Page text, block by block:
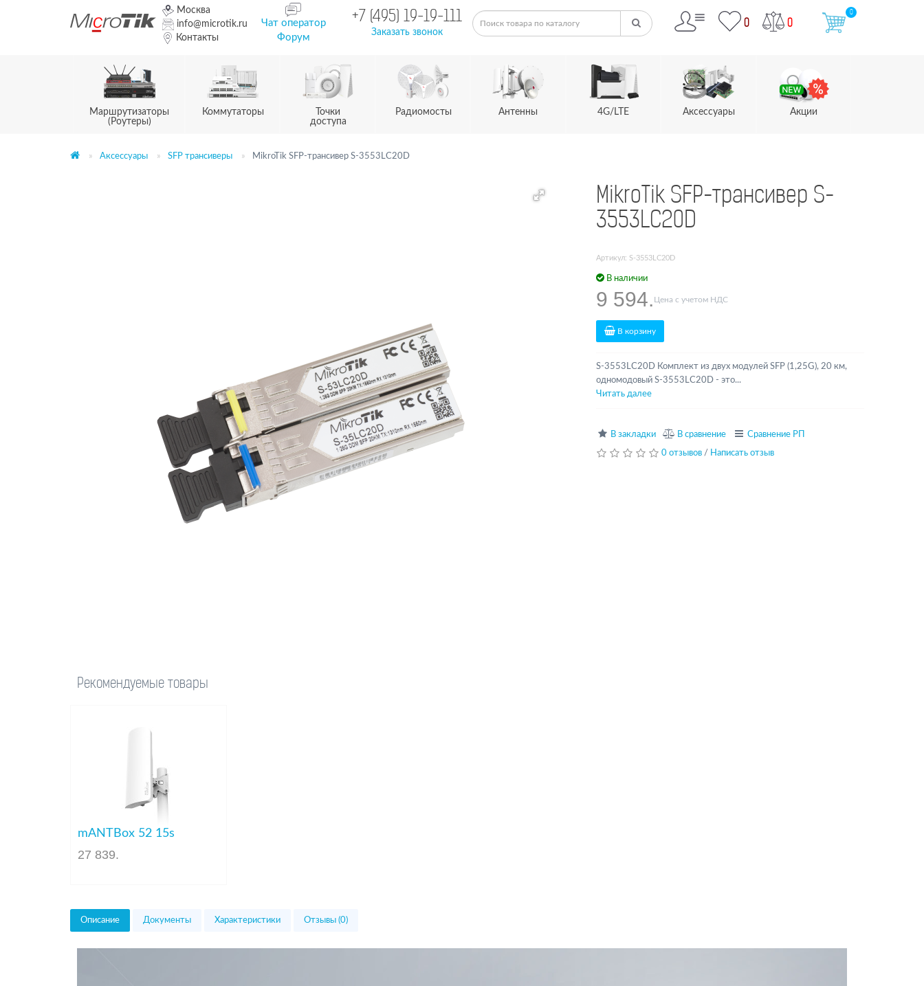
Москва
info@microtik.ru
Контакты
Чат оператор
Форум
+7 (495) 19-19-111
Заказать звонок
0 0
0
Маршрутизаторы
(Роутеры)
Коммутаторы
Точки
доступа
Радиомосты Антенны 4G/LTE Аксессуары Акции
Аксессуары SFP трансиверы MikroTik SFP-трансивер S-3553LC20D
MikroTik SFP-трансивер S-
3553LC20D
Артикул: S-3553LC20D
В наличии
9 594. Цена с учетом НДС
В корзину
S-3553LC20D Комплект из двух модулей SFP (1,25G), 20 км,
одномодовый S-3553LC20D - это...
Читать далее
В закладки В сравнение Сравнение РП
0 отзывов / Написать отзыв
Рекомендуемые товары
mANTBox 52 15s
27 839.
Описание Документы Характеристики Отзывы (0)